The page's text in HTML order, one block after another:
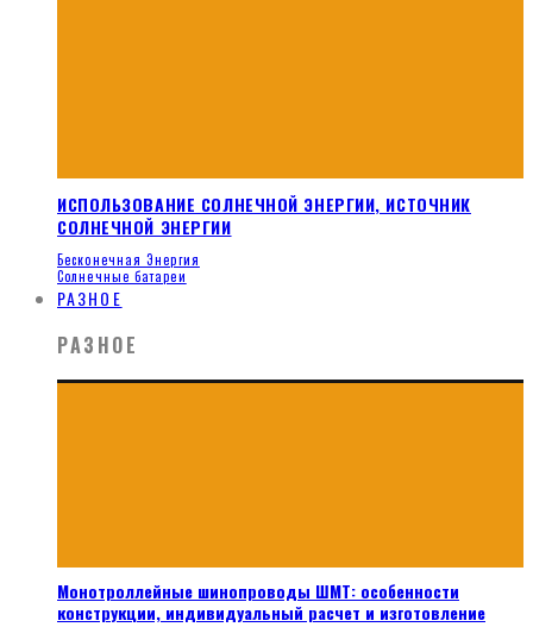
ИСПОЛЬЗОВАНИЕ СОЛНЕЧНОЙ ЭНЕРГИИ, ИСТОЧНИК
СОЛНЕЧНОЙ ЭНЕРГИИ
Бесконечная Энергия
Солнечные батареи
РАЗНОЕ
РАЗНОЕ
Монотроллейные шинопроводы ШМТ: особенности
конструкции, индивидуальный расчет и изготовление